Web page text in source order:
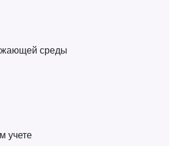
среды
учете